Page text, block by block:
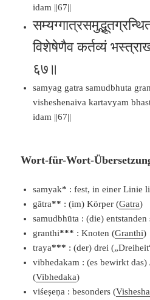
idam ||67||
विशेषेणैव कर्तव्यं
६७॥
samyag gatra samudbhuta
visheshenaiva kartavyam
idam ||67||
Wort-für-Wort-
samyak* : fest, in einer Linie
gātra** : (im) Körper (Gatra)
samudbhūta : (die) entstanden
granthi*** : Knoten (Granthi)
traya*** : (der) drei
vibhedakam : (es bewirkt
(Vibhedaka)
viśeṣeṇa : besonders (Vishesha